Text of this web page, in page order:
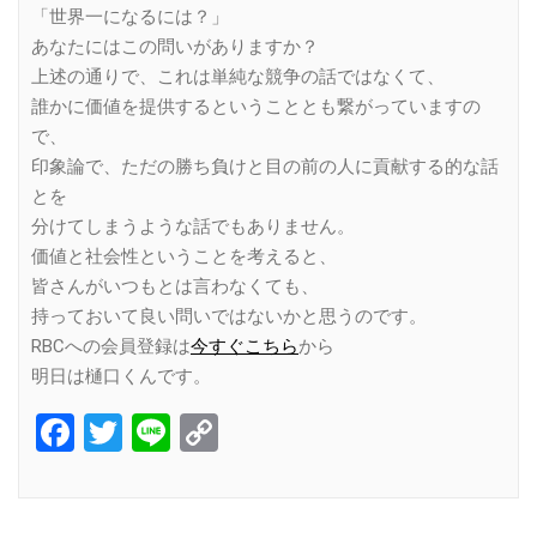
「世界一になるには？」
あなたにはこの問いがありますか？
上述の通りで、これは単純な競争の話ではなくて、
誰かに価値を提供するということとも繋がっていますの
で、
印象論で、ただの勝ち負けと目の前の人に貢献する的な話
とを
分けてしまうような話でもありません。
価値と社会性ということを考えると、
皆さんがいつもとは言わなくても、
持っておいて良い問いではないかと思うのです。
RBCへの会員登録は今すぐこちらから
明日は樋口くんです。
Facebook
Twitter
Line